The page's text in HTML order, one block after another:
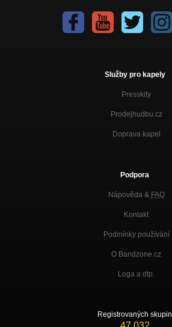
Služby pro kapely
Presskity
Prodejhudbu.cz
Doprava kapel
Podpora
Nápověda & FAQ
Kontakt
Podmínky používání
O Bandzone.cz
Loga a dtp.
Registrovaných skupin